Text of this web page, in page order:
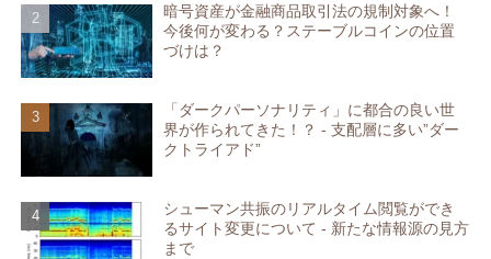
暗号資産が金融商品取引法の規制対象へ！
今後何が変わる？ステーブルコインの位置
づけは？
「ダークパーソナリティ」に都合の良い世
界が作られてきた！？ - 支配層に多い”ダー
クトライアド”
シューマン共振のリアルタイム閲覧ができ
るサイト変更について - 新たな情報源の見方
まで